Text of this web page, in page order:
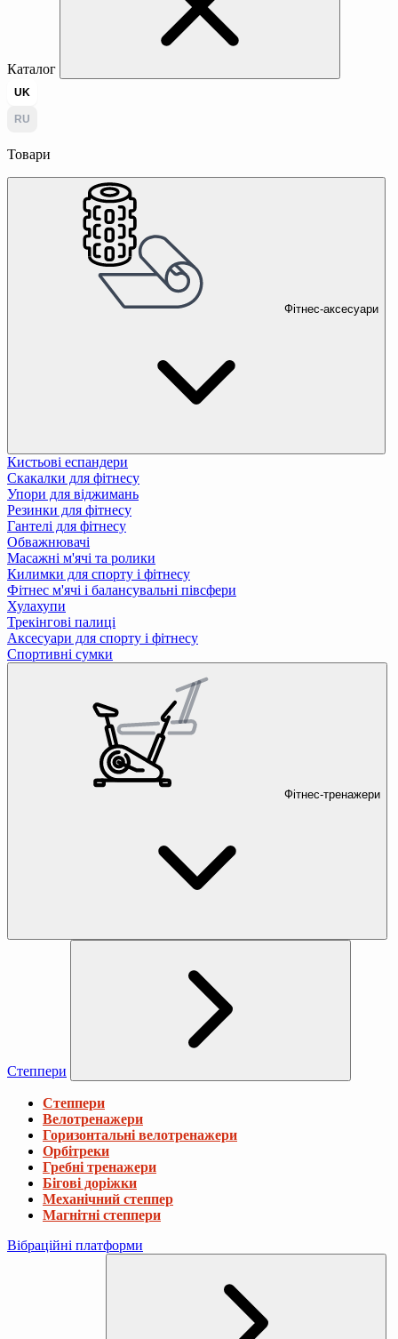
Каталог
UK
RU
Товари
Фітнес-аксесуари
Кистьові еспандери
Скакалки для фітнесу
Упори для віджимань
Резинки для фітнесу
Гантелі для фітнесу
Обважнювачі
Масажні м'ячі та ролики
Килимки для спорту і фітнесу
Фітнес м'ячі і балансувальні півсфери
Хулахупи
Трекінгові палиці
Аксесуари для спорту і фітнесу
Спортивні сумки
Фітнес-тренажери
Степпери
Степпери
Велотренажери
Горизонтальні велотренажери
Орбітреки
Гребні тренажери
Бігові доріжки
Механічний степпер
Магнітні степпери
Вібраційні платформи